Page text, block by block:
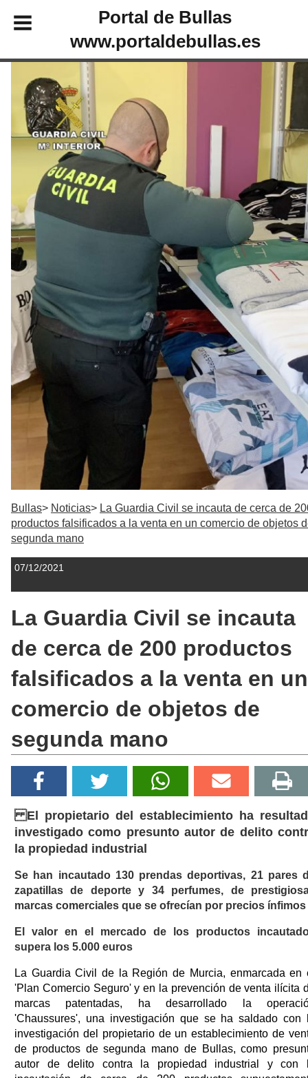
Portal de Bullas
www.portaldebullas.es
Bullas Noticias
La Guardia Civil se incauta de cerca de
productos falsificados a la venta en un comercio de objetos
segunda mano
07/12/2021
La Guardia Civil se incauta
de cerca de 200 productos
falsificados a la venta en un
comercio de objetos de
segunda mano
El propietario del establecimiento ha
investigado como presunto autor de delito
la propiedad industrial
Se han incautado 130 prendas deportivas, 21 pares
zapatillas de deporte y 34 perfumes, de
marcas comerciales que se ofrecían por precios ínfimos
El valor en el mercado de los productos
supera los 5.000 euros
La Guardia Civil de la Región de Murcia, enmarcada en
'Plan Comercio Seguro' y en la prevención de venta ilícita
marcas patentadas, ha desarrollado la
'Chaussures', una investigación que se ha saldado con
investigación del propietario de un establecimiento de
de productos de segunda mano de Bullas, como
autor de delito contra la propiedad industrial y con